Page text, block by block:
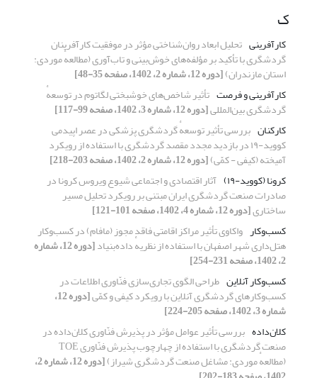
ک
کارآفرینی تحلیل ابعاد روان‌شناختی مؤثر در موفقیت کارآفرینان
گردشگری با تأکید بر مؤلفه‌های خوش‌بینی و تاب‌آوری (مطالعهٔ موردی:
استان مازندران)[دوره 12، شماره 2، 1402، صفحه 35-48]
کارآفرینی و فرصت تأثیر شاخص‌های خوشبختی لگاتوم در توسعهٔ
گردشگری بین‌المللی[دوره 12، شماره 3، 1402، صفحه 99-117]
کارکنان بررسی تأثیر توسعهٔ گردشگری پزشکی در عصر اپیدمی
کووید-۱۹ در بازدید مجدد مقصد گردشگری با استفاده از رویکرد
آمیخته (کیفی - کمّی)[دوره 12، شماره 2، 1402، صفحه 203-218]
کرونا (کووید-۱۹)
آثار اقتصادی و اجتماعی شیوع ویروس کرونا در
صادرات صنعت گردشگری ایران مبتنی بر رویکرد تحلیل مسیر
ساختاری[دوره 12، شماره 4، 1402، صفحه 101-121]
کسب‌وکار واکاوی تأثیر مراکز اقامتی فاقد مجوز (مافام) در کسب‌وکار
هتل‌داری شهر اصفهان با استفاده از نظریهٔ داده‌بنیاد [دوره 12، شماره
2، 1402، صفحه 231-254]
کسب‌وکار آنلاین طراحی الگوی تجاری‌سازی فنّاوری اطلاعات در
کسب‌وکارهای گردشگری آنلاین با رویکرد کیفی و کمّی [دوره 12،
شماره 3، 1402، صفحه 205-224]
کلان‌داده بررسی تأثیر عوامل مؤثر در پذیرش فنّاوری کلان‌داده در
صنعت گردشگری با استفاده از چهارچوب پذیرش فنّاوری TOE
(مطالعهٔ موردی: مشاغل صنعت گردشگری شیراز) [دوره 12، شماره 2،